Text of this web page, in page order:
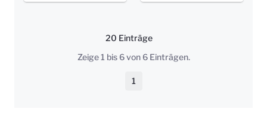
20 Einträge
Pro Seite
Zeige 1 bis 6 von 6 Einträgen.
Seite
1